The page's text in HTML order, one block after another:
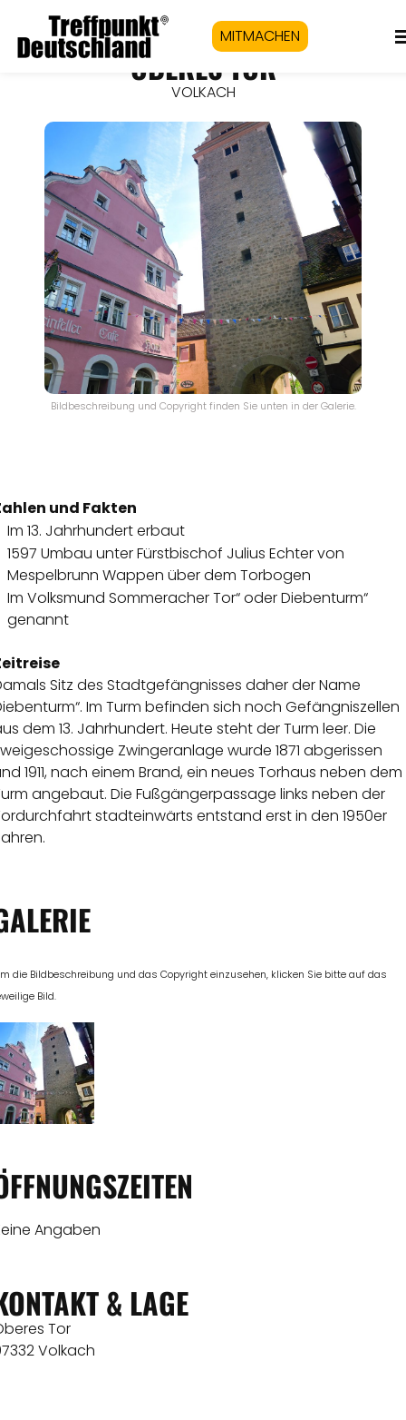
MITMACHEN
OBERES TOR
VOLKACH
Bildbeschreibung und Copyright finden Sie unten in der Galerie.
und Fakten
Im 13. Jahrhundert erbaut
1597 Umbau unter Fürstbischof Julius Echter von
Mespelbrunn Wappen über dem Torbogen
Im Volksmund Sommeracher Tor“ oder Diebenturm“
genannt
Sitz des Stadtgefängnisses daher der Name
Im Turm befinden sich noch Gefängniszellen
dem 13. Jahrhundert. Heute steht der Turm leer. Die
Zwingeranlage wurde 1871 abgerissen
1911, nach einem Brand, ein neues Torhaus neben dem
angebaut. Die Fußgängerpassage links neben der
stadteinwärts entstand erst in den 1950er
die Bildbeschreibung und das Copyright einzusehen, klicken Sie bitte auf das
Bild.
Angaben
& LAGE
Tor
Volkach